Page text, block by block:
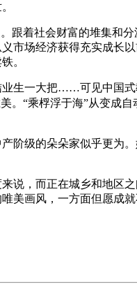
着社会财富的堆集和
市场经济获得充实成长
。
生一大把……可见中国式
。“乘桴浮于海”从变成自
级的朵朵家似乎更为
，而正在城乡和地区
美画风，一方面但愿成